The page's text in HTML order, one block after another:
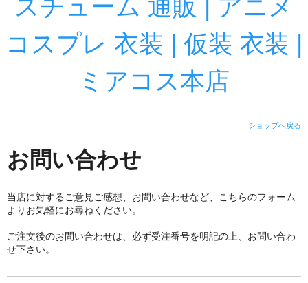
スチューム 通販 | アニメ
コスプレ 衣装 | 仮装 衣装 |
ミアコス本店
ショップへ戻る
お問い合わせ
当店に対するご意見ご感想、お問い合わせなど、こちらのフォーム
よりお気軽にお尋ねください。
ご注文後のお問い合わせは、必ず受注番号を明記の上、お問い合わ
せ下さい。